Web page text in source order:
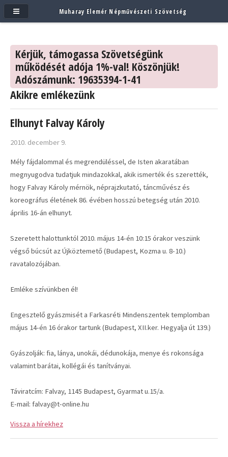
Kérjük, támogassa Szövetségünk
működését adója 1%-val! Köszönjük!
Adószámunk: 19635394-1-41
Akikre emlékezünk
Elhunyt Falvay Károly
2010. december 9.
Mély fájdalommal és megrendüléssel, de Isten akaratában
megnyugodva tudatjuk mindazokkal, akik ismerték és szerették,
hogy Falvay Károly mérnök, néprajzkutató, táncművész és
koreográfus életének 86. évében hosszú betegség után 2010.
április 16-án elhunyt.
Szeretett halottunktól 2010. május 14-én 10:15 órakor veszünk
végső búcsút az Újköztemető (Budapest, Kozma u. 8-10.)
ravatalozójában.
Emléke szívünkben él!
Engesztelő gyászmisét a Farkasréti Mindenszentek templomban
május 14-én 16 órakor tartunk (Budapest, XII.ker. Hegyalja út 139.)
Gyászolják: fia, lánya, unokái, dédunokája, menye és rokonsága
valamint barátai, kollégái és tanítványai.
Táviratcím: Falvay, 1145 Budapest, Gyarmat u.15/a.
E-mail: falvay@t-online.hu
Vissza a hírekhez
Muharay Elemér Népművészeti Szövetség